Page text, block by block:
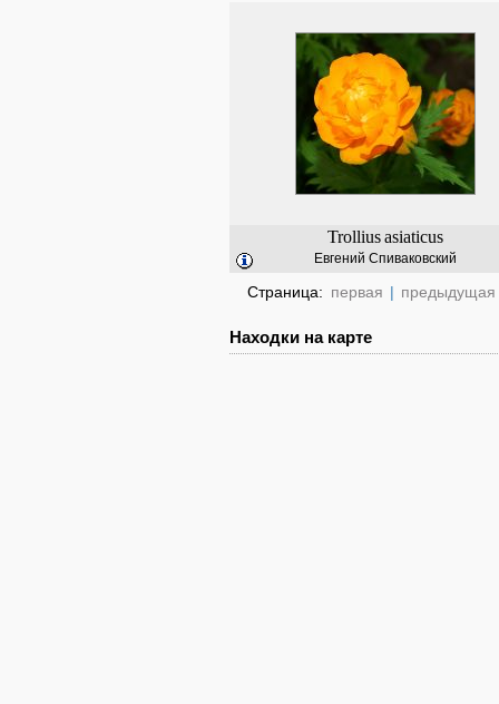
Trolliusasiaticus
Евгений Спиваковский
Страница: первая | предыдущая
Находки на карте